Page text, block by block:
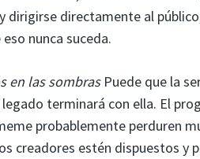
dirigirse directamente al
nunca suceda.
en las sombras Puede que la
terminará con ella. El
probablemente perduren
creadores estén dispuestos y